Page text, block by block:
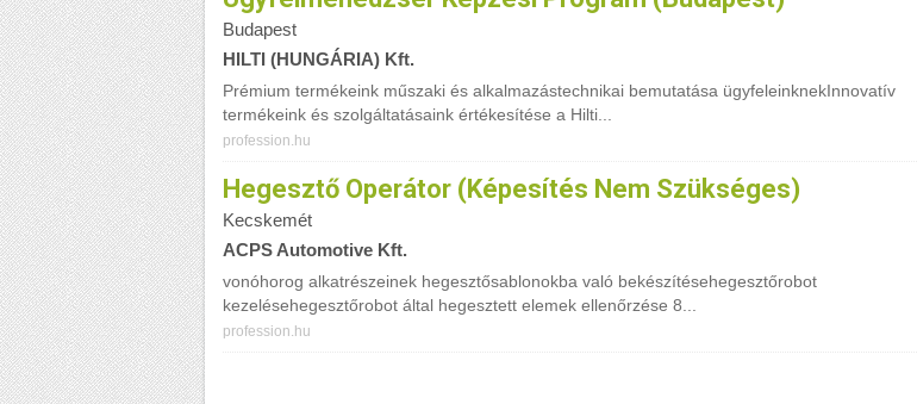
Budapest
HILTI (HUNGÁRIA) Kft.
Prémium termékeink műszaki és alkalmazástechnikai bemutatása ügyfeleinknekInnovatív
termékeink és szolgáltatásaink értékesítése a Hilti...
profession.hu
Hegesztő Operátor (képesítés Nem Szükséges)
Kecskemét
ACPS Automotive Kft.
vonóhorog alkatrészeinek hegesztősablonokba való bekészítésehegesztőrobot
kezelésehegesztőrobot által hegesztett elemek ellenőrzése 8...
profession.hu